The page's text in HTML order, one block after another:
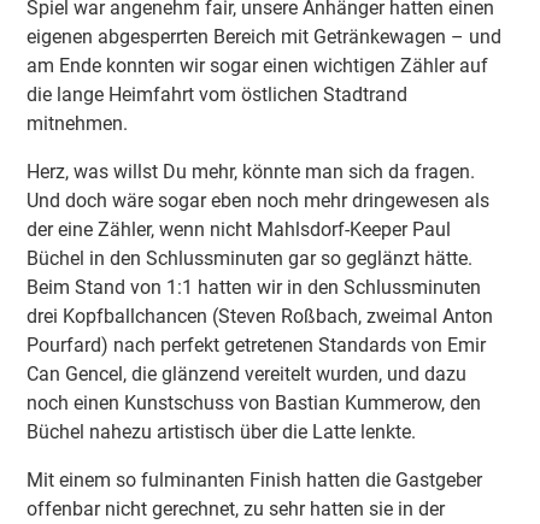
Spiel war angenehm fair, unsere Anhänger hatten einen
eigenen abgesperrten Bereich mit Getränkewagen – und
am Ende konnten wir sogar einen wichtigen Zähler auf
die lange Heimfahrt vom östlichen Stadtrand
mitnehmen.
Herz, was willst Du mehr, könnte man sich da fragen.
Und doch wäre sogar eben noch mehr dringewesen als
der eine Zähler, wenn nicht Mahlsdorf-Keeper Paul
Büchel in den Schlussminuten gar so geglänzt hätte.
Beim Stand von 1:1 hatten wir in den Schlussminuten
drei Kopfballchancen (Steven Roßbach, zweimal Anton
Pourfard) nach perfekt getretenen Standards von Emir
Can Gencel, die glänzend vereitelt wurden, und dazu
noch einen Kunstschuss von Bastian Kummerow, den
Büchel nahezu artistisch über die Latte lenkte.
Mit einem so fulminanten Finish hatten die Gastgeber
offenbar nicht gerechnet, zu sehr hatten sie in der